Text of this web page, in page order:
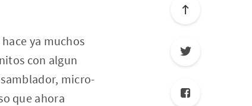
ya muchos
con algun
micro-
que ahora